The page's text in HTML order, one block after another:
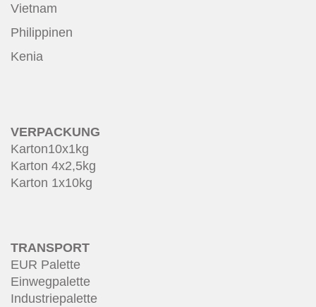
Vietnam
Philippinen
Kenia
VERPACKUNG
Karton10x1kg
Karton 4x2,5kg
Karton 1x10kg
TRANSPORT
EUR Palette
Einwegpalette
Industriepalette